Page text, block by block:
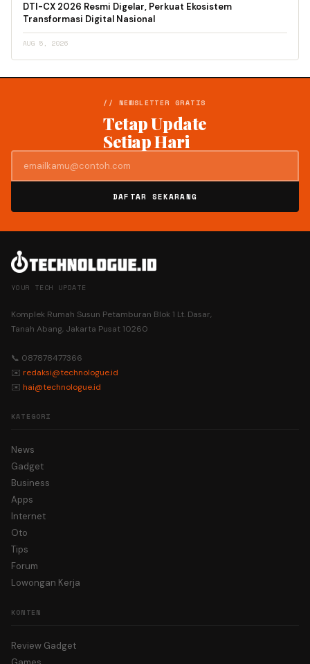
DTI-CX 2026 Resmi Digelar, Perkuat Ekosistem
Transformasi Digital Nasional
AUG 5, 2026
// NEWSLETTER GRATIS
Tetap Update
Setiap Hari
DAFTAR SEKARANG
YOUR TECH UPDATE
Komplek Rumah Susun Petamburan Blok 1 Lt. Dasar,
Tanah Abang, Jakarta Pusat 10260
📞 087878477366
✉️ redaksi@technologue.id
✉️ hai@technologue.id
KATEGORI
News
Gadget
Business
Apps
Internet
Oto
Tips
Forum
Lowongan Kerja
KONTEN
Review Gadget